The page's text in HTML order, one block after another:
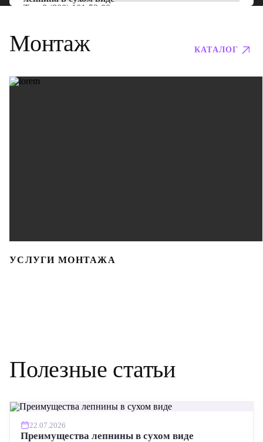
Тел: 8 (800) 101-53-00
Монтаж КАТАЛОГ
УСЛУГИ МОНТАЖА
Полезные статьи
22.07.2026
Преимущества лепнины в сухом виде